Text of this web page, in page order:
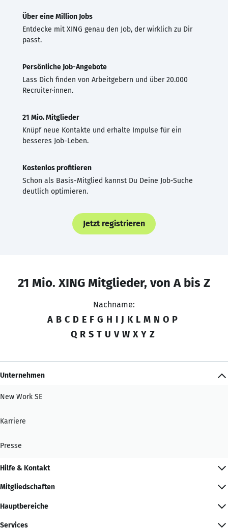
Über eine Million Jobs
Entdecke mit XING genau den Job, der wirklich zu Dir
passt.
Persönliche Job-Angebote
Lass Dich finden von Arbeitgebern und über 20.000
Recruiter·innen.
21 Mio. Mitglieder
Knüpf neue Kontakte und erhalte Impulse für ein
besseres Job-Leben.
Kostenlos profitieren
Schon als Basis-Mitglied kannst Du Deine Job-Suche
deutlich optimieren.
Jetzt registrieren
21 Mio. XING Mitglieder, von A bis Z
Nachname:
A B C D E F G H I J K L M N O P
Q R S T U V W X Y Z
Unternehmen
New Work SE
Karriere
Presse
Hilfe & Kontakt
Mitgliedschaften
Hauptbereiche
Services